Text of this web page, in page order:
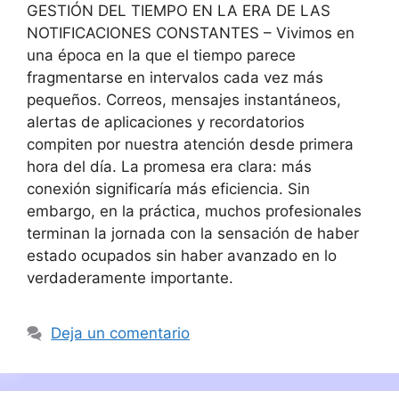
GESTIÓN DEL TIEMPO EN LA ERA DE LAS
NOTIFICACIONES CONSTANTES – Vivimos en
una época en la que el tiempo parece
fragmentarse en intervalos cada vez más
pequeños. Correos, mensajes instantáneos,
alertas de aplicaciones y recordatorios
compiten por nuestra atención desde primera
hora del día. La promesa era clara: más
conexión significaría más eficiencia. Sin
embargo, en la práctica, muchos profesionales
terminan la jornada con la sensación de haber
estado ocupados sin haber avanzado en lo
verdaderamente importante.
Deja un comentario